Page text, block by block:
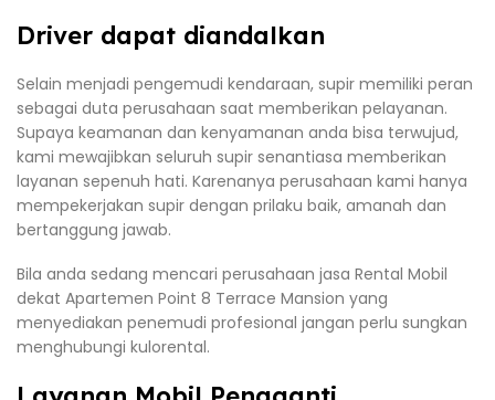
Driver dapat diandalkan
Selain menjadi pengemudi kendaraan, supir memiliki peran
sebagai duta perusahaan saat memberikan pelayanan.
Supaya keamanan dan kenyamanan anda bisa terwujud,
kami mewajibkan seluruh supir senantiasa memberikan
layanan sepenuh hati. Karenanya perusahaan kami hanya
mempekerjakan supir dengan prilaku baik, amanah dan
bertanggung jawab.
Bila anda sedang mencari perusahaan jasa Rental Mobil
dekat Apartemen Point 8 Terrace Mansion yang
menyediakan penemudi profesional jangan perlu sungkan
menghubungi kulorental.